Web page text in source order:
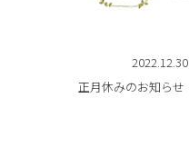
2022.12.30
正月休みのお知らせ